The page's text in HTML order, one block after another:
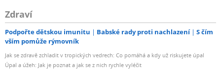
Zdraví
Podpořte dětskou imunitu Babské rady proti nachlazení
S čím
vším pomůže rýmovník
Jak se zdravě zchladit v tropických vedrech: Co pomáhá a kdy už riskujete úpal
Úpal a úžeh: Jak je poznat a jak se z nich rychle vyléčit